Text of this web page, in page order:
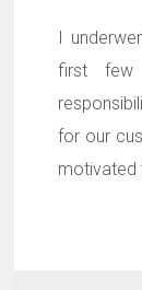
I
first few
for our
motivated